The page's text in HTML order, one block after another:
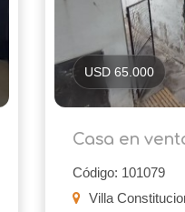
USD 65.000
Casa en
Código: 101079
Villa